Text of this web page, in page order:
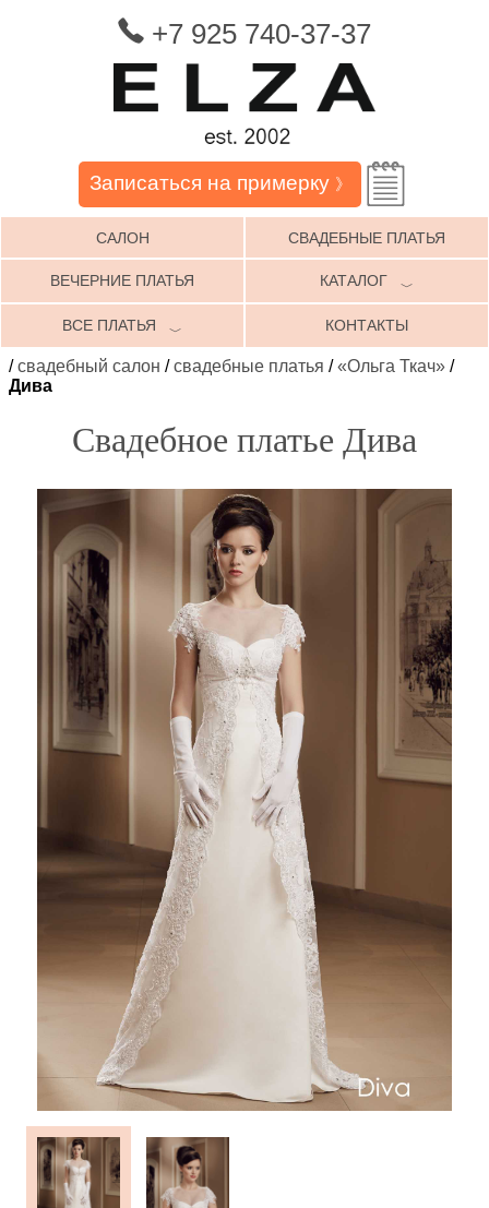
+7 925 740-37-37
Записаться на примерку 》
САЛОН СВАДЕБНЫЕ ПЛАТЬЯ
ВЕЧЕРНИЕ ПЛАТЬЯ КАТАЛОГ ﹀
ВСЕ ПЛАТЬЯ ﹀ КОНТАКТЫ
/свадебный салон /свадебные платья /«Ольга Ткач» /
Дива
Свадебное платье Дива